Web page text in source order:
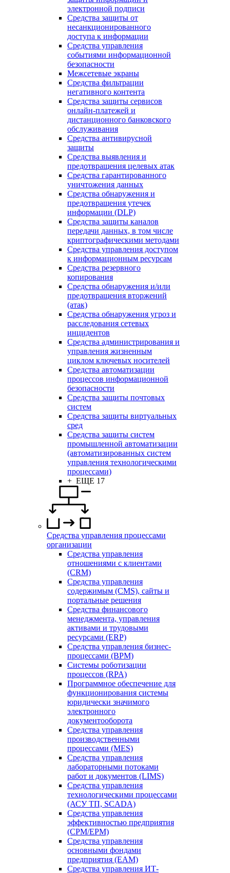
электронной подписи
Средства защиты от
несанкционированного
доступа к информации
Средства управления
событиями информационной
безопасности
Межсетевые экраны
Средства фильтрации
негативного контента
Средства защиты сервисов
онлайн-платежей и
дистанционного банковского
обслуживания
Средства антивирусной
защиты
Средства выявления и
предотвращения целевых атак
Средства гарантированного
уничтожения данных
Средства обнаружения и
предотвращения утечек
информации (DLP)
Средства защиты каналов
передачи данных, в том числе
криптографическими методами
Средства управления доступом
к информационным ресурсам
Средства резервного
копирования
Средства обнаружения и/или
предотвращения вторжений
(атак)
Средства обнаружения угроз и
расследования сетевых
инцидентов
Средства администрирования и
управления жизненным
циклом ключевых носителей
Средства автоматизации
процессов информационной
безопасности
Средства защиты почтовых
систем
Средства защиты виртуальных
сред
Средства защиты систем
промышленной автоматизации
(автоматизированных систем
управления технологическими
процессами)
+ ЕЩЕ 17
Средства управления процессами
организации
Средства управления
отношениями с клиентами
(CRM)
Средства управления
содержимым (CMS), сайты и
портальные решения
Средства финансового
менеджмента, управления
активами и трудовыми
ресурсами (ERP)
Средства управления бизнес-
процессами (BPM)
Системы роботизации
процессов (RPA)
Программное обеспечение для
функционирования системы
юридически значимого
электронного
документооборота
Средства управления
производственными
процессами (MES)
Средства управления
лабораторными потоками
работ и документов (LIMS)
Средства управления
технологическими процессами
(АСУ ТП, SCADA)
Средства управления
эффективностью предприятия
(CPM/EPM)
Средства управления
основными фондами
предприятия (EAM)
Средства управления ИТ-